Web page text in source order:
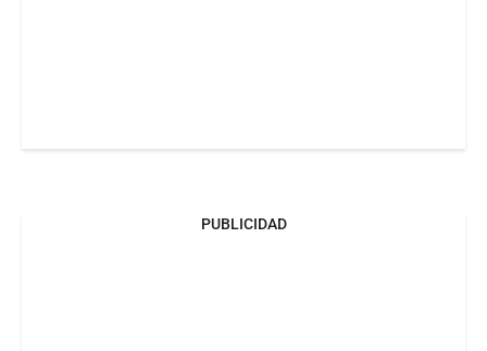
PUBLICIDAD